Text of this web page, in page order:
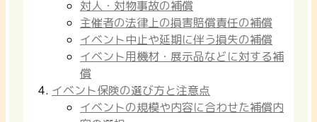
対人・対物事故の補償
主催者の法律上の損害賠償責任の補償
イベント中止や延期に伴う損失の補償
イベント用機材・展示品などに対する補
償
イベント保険の選び方と注意点
イベントの規模や内容に合わせた補償内